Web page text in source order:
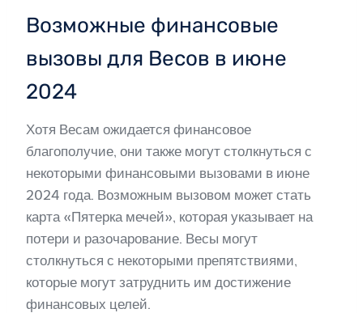
Возможные финансовые
вызовы для Весов в июне
2024
Хотя Весам ожидается финансовое
благополучие, они также могут столкнуться с
некоторыми финансовыми вызовами в июне
2024 года. Возможным вызовом может стать
карта «Пятерка мечей», которая указывает на
потери и разочарование. Весы могут
столкнуться с некоторыми препятствиями,
которые могут затруднить им достижение
финансовых целей.